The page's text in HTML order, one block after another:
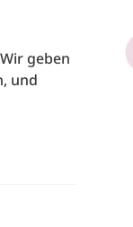
geben
und